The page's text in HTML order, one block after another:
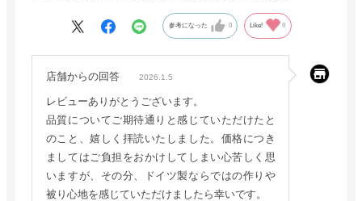
参考になった 0 Like! 0
店舗からの回答 2026.1.5
レビューありがとうございます。
品質についてご期待通りと感じていただけたと
のこと、嬉しく拝読いたしました。価格につき
ましてはご負担をおかけしてしまい心苦しく思
いますが、その分、ドイツ製ならではの作りや
被り心地を感じていただけましたら幸いです。